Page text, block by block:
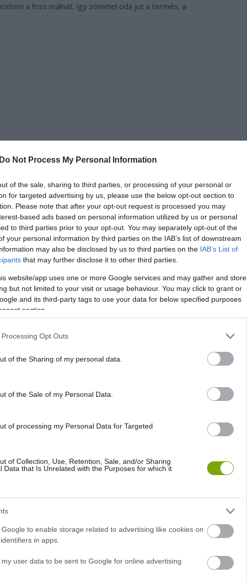
Do Not Process My Personal Information
of the sale, sharing to third parties, or processing of your personal or
for targeted advertising by us, please use the below opt-out section to
Please note that after your opt-out request is processed you may
based ads based on personal information utilized by us or personal
to third parties prior to your opt-out. You may separately opt-out of the
your personal information by third parties on the IAB’s list of downstream
may also be disclosed by us to third parties on the IAB’s List of
that may further disclose it to other third parties.
website/app uses one or more Google services and may gather and store
but not limited to your visit or usage behaviour. You may click to grant or
and its third-party tags to use your data for below specified purposes
section.
Opt Outs
of the Sharing of my personal data.
of the Sale of my Personal Data.
of processing my Personal Data for Targeted
of Collection, Use, Retention, Sale, and/or Sharing
Data that Is Unrelated with the Purposes for which it
to enable storage related to advertising like cookies on
in apps.
user data to be sent to Google for online advertising
a friss málnát, így zömmel oda jut a termés, a
amit a boltokban
lehet behozni kész fagyasztott árut, mint
megvenni képesek.
említik: a málna ugyanis nem bírja a néha már